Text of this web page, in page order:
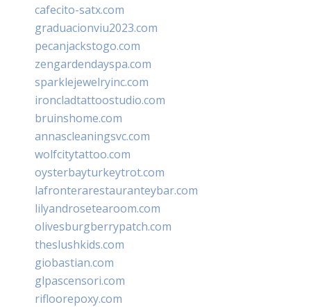
cafecito-satx.com
graduacionviu2023.com
pecanjackstogo.com
zengardendayspa.com
sparklejewelryinc.com
ironcladtattoostudio.com
bruinshome.com
annascleaningsvc.com
wolfcitytattoo.com
oysterbayturkeytrot.com
lafronterarestauranteybar.com
lilyandrosetearoom.com
olivesburgberrypatch.com
theslushkids.com
giobastian.com
glpascensori.com
rifloorepoxy.com